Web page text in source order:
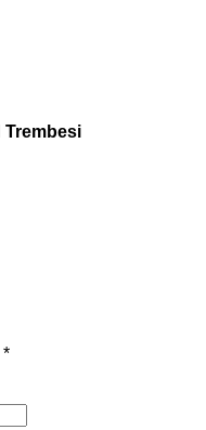
Trembesi
*Wajib